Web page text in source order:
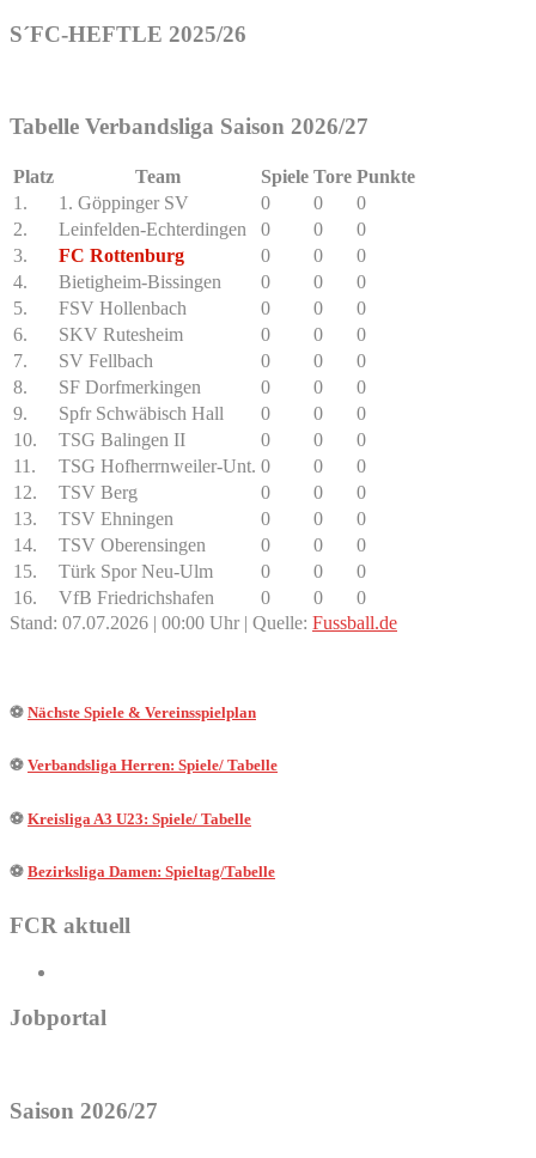
S´FC-HEFTLE 2025/26
Tabelle Verbandsliga Saison 2026/27
Platz Team Spiele Tore Punkte
1.
1. Göppinger SV 0 0
0
2.
Leinfelden-Echterdingen 0 0
0
3.
FC Rottenburg 0 0
0
4.
Bietigheim-Bissingen 0 0
0
5.
FSV Hollenbach 0 0
0
6.
SKV Rutesheim 0 0
0
7.
SV Fellbach 0 0
0
8.
SF Dorfmerkingen 0 0
0
9.
Spfr Schwäbisch Hall 0 0
0
10.
TSG Balingen II 0 0
0
11.
TSG Hofherrnweiler-Unt. 0 0
0
12.
TSV Berg 0 0
0
13.
TSV Ehningen 0 0
0
14.
TSV Oberensingen 0 0
0
15.
Türk Spor Neu-Ulm 0 0
0
16.
VfB Friedrichshafen 0 0
0
Stand: 07.07.2026 | 00:00 Uhr | Quelle: Fussball.de
⚽ Nächste Spiele & Vereinsspielplan
⚽ Verbandsliga Herren: Spiele/ Tabelle
⚽ Kreisliga A3 U23: Spiele/ Tabelle
⚽ Bezirksliga Damen: Spieltag/Tabelle
FCR aktuell
Jobportal
Saison 2026/27